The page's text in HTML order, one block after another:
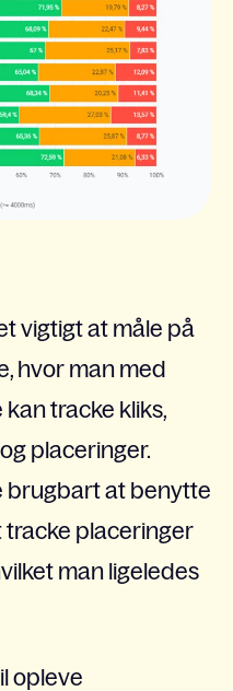
vigtigt at måle på
hvor man med
tracke kliks,
placeringer.
brugbart at benytte
tracke placeringer
man ligeledes
opleve